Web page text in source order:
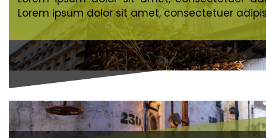
Lorem ipsum dolor sit amet, consectetuer